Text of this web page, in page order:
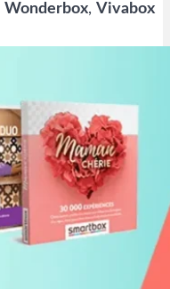
Wonderbox, Vivabox